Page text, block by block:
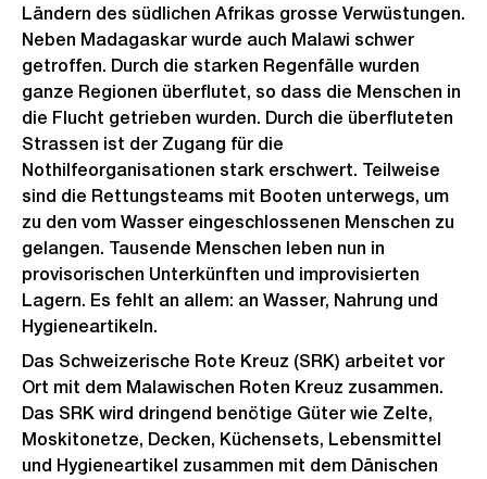
Ländern des südlichen Afrikas grosse Verwüstungen.
Neben Madagaskar wurde auch Malawi schwer
getroffen. Durch die starken Regenfälle wurden
ganze Regionen überflutet, so dass die Menschen in
die Flucht getrieben wurden. Durch die überfluteten
Strassen ist der Zugang für die
Nothilfeorganisationen stark erschwert. Teilweise
sind die Rettungsteams mit Booten unterwegs, um
zu den vom Wasser eingeschlossenen Menschen zu
gelangen. Tausende Menschen leben nun in
provisorischen Unterkünften und improvisierten
Lagern. Es fehlt an allem: an Wasser, Nahrung und
Hygieneartikeln.
Das Schweizerische Rote Kreuz (SRK) arbeitet vor
Ort mit dem Malawischen Roten Kreuz zusammen.
Das SRK wird dringend benötige Güter wie Zelte,
Moskitonetze, Decken, Küchensets, Lebensmittel
und Hygieneartikel zusammen mit dem Dänischen